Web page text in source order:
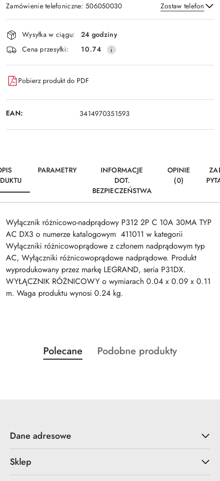
Zamówienie telefoniczne: 506050030 Zostaw telefon
Wyślij
Dostępność
i
dostawa
Wysyłka w ciągu:
24 godziny
Cena przesyłki:
10.74
Pobierz produkt do PDF
EAN: 3414970351593
PARAMETRY
INFORMACJE
DOT.
BEZPIECZEŃSTWA
OPINIE
(0)
Wyłącznik różnicowo-nadprądowy P312 2P C 10A 30MA TYP
AC DX3 o numerze katalogowym 411011 w kategorii
Wyłączniki różnicowoprądowe z członem nadprądowym typ
AC, Wyłączniki różnicowoprądowe nadprądowe. Produkt
wyprodukowany przez markę LEGRAND, seria P31DX.
WYŁĄCZNIK RÓŻNICOWY o wymiarach 0.04 x 0.09 x 0.11
m. Waga produktu wynosi 0.24 kg.
Pomiń karuzelę produktów
Produkty
o
Polecane
Produkty
Podobne produkty
Dane adresowe
Sklep